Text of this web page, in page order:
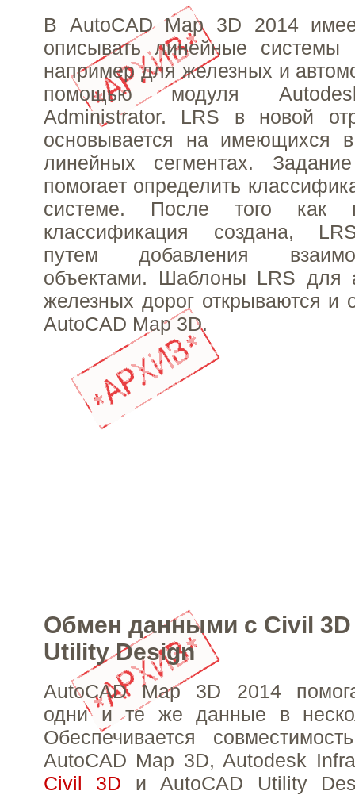
В AutoCAD Map 3D 2014
описывать линейные системы
например для железных и
помощью модуля
Administrator. LRS в новой
основывается на имеющихся
линейных сегментах.
помогает определить
системе. После того как
классификация создана,
путем добавления
объектами. Шаблоны LRS для
железных дорог открываются и
AutoCAD Map 3D.
Обмен данными с Civil 3D
Utility Design
AutoCAD Map 3D 2014
одни и те же данные в
Обеспечивается
AutoCAD Map 3D, Autodesk
Civil 3D и AutoCAD Utility